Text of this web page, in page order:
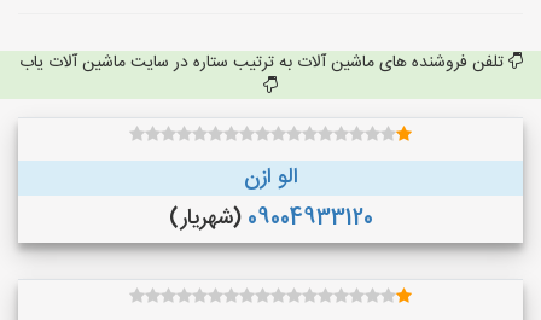
تلفن فروشنده های ماشین آلات به ترتیب ستاره در سایت ماشین آلات یاب
الو ازن
09004933120 (شهریار)